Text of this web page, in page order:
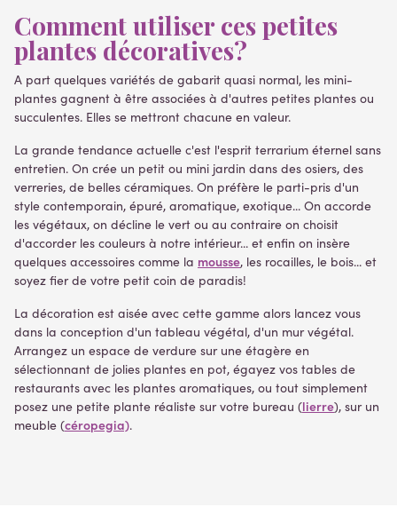
Comment utiliser ces petites
plantes décoratives?
A part quelques variétés de gabarit quasi normal, les mini-
plantes gagnent à être associées à d'autres petites plantes ou
succulentes. Elles se mettront chacune en valeur.
La grande tendance actuelle c'est l'esprit terrarium éternel sans
entretien. On crée un petit ou mini jardin dans des osiers, des
verreries, de belles céramiques. On préfère le parti-pris d'un
style contemporain, épuré, aromatique, exotique... On accorde
les végétaux, on décline le vert ou au contraire on choisit
d'accorder les couleurs à notre intérieur... et enfin on insère
quelques accessoires comme la mousse, les rocailles, le bois... et
soyez fier de votre petit coin de paradis!
La décoration est aisée avec cette gamme alors lancez vous
dans la conception d'un tableau végétal, d'un mur végétal.
Arrangez un espace de verdure sur une étagère en
sélectionnant de jolies plantes en pot, égayez vos tables de
restaurants avec les plantes aromatiques, ou tout simplement
posez une petite plante réaliste sur votre bureau (lierre), sur un
meuble (céropegia).